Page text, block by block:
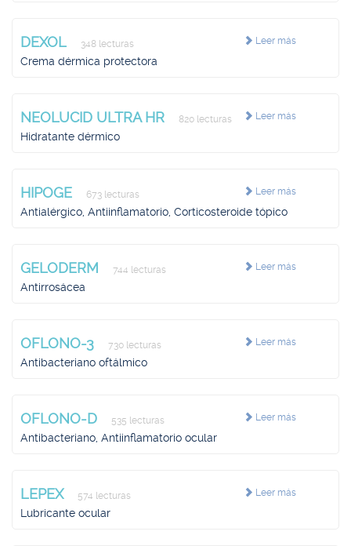
Leer más
DEXOL 348 lecturas
Crema dérmica protectora
Leer más
NEOLUCID ULTRA HR 820 lecturas
Hidratante dérmico
Leer más
HIPOGE 673 lecturas
Antialérgico, Antiinflamatorio, Corticosteroide tópico
Leer más
GELODERM 744 lecturas
Antirrosácea
Leer más
OFLONO-3 730 lecturas
Antibacteriano oftálmico
Leer más
OFLONO-D 535 lecturas
Antibacteriano, Antiinflamatorio ocular
Leer más
LEPEX 574 lecturas
Lubricante ocular